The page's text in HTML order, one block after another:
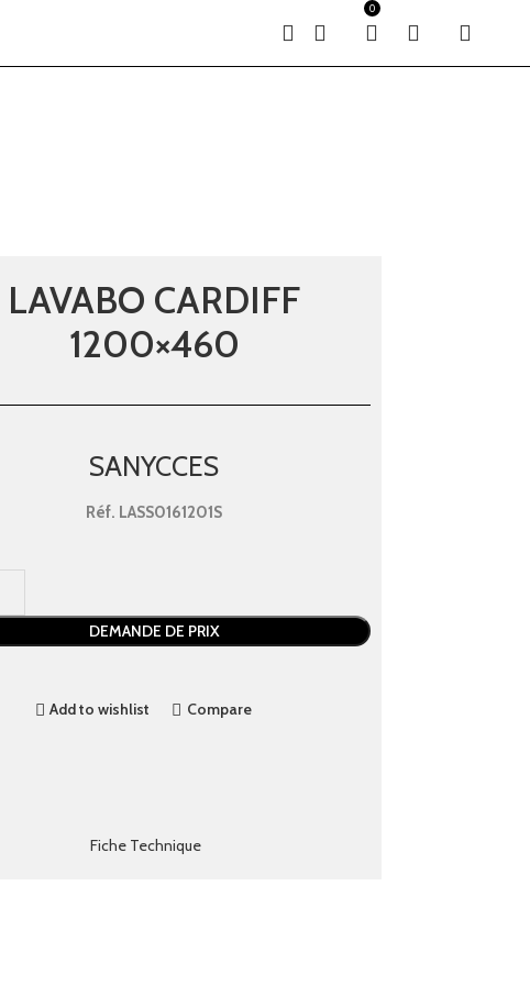
0
LAVABO CARDIFF
1200×460
SANYCCES
Réf. LASS0161201S
DEMANDE DE PRIX
Add to wishlist Compare
Fiche Technique